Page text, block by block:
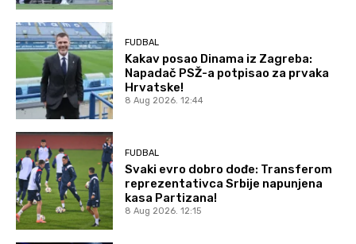
FUDBAL
Kakav posao Dinama iz Zagreba:
Napadač PSŽ-a potpisao za prvaka
Hrvatske!
8 Aug 2026. 12:44
FUDBAL
Svaki evro dobro dođe: Transferom
reprezentativca Srbije napunjena
kasa Partizana!
8 Aug 2026. 12:15